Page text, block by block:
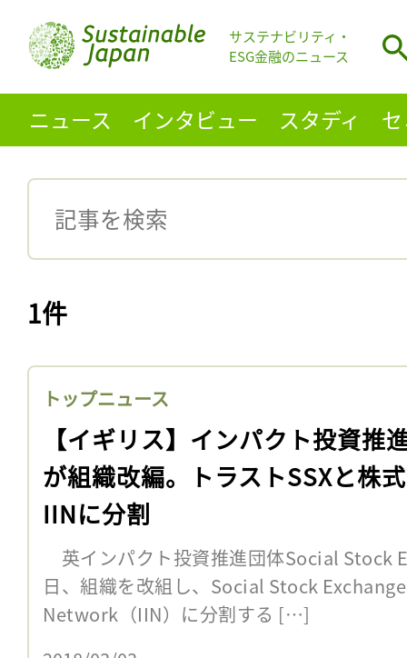
サステナビリティ・
ESG金融のニュース
ニュース インタビュー スタディ
1件
トップニュース
【イギリス】インパクト投資推
が組織改編。トラストSSXと株
IINに分割
英インパクト投資推進団体Social Stock
日、組織を改組し、Social Stock
Network（IIN）に分割する […]